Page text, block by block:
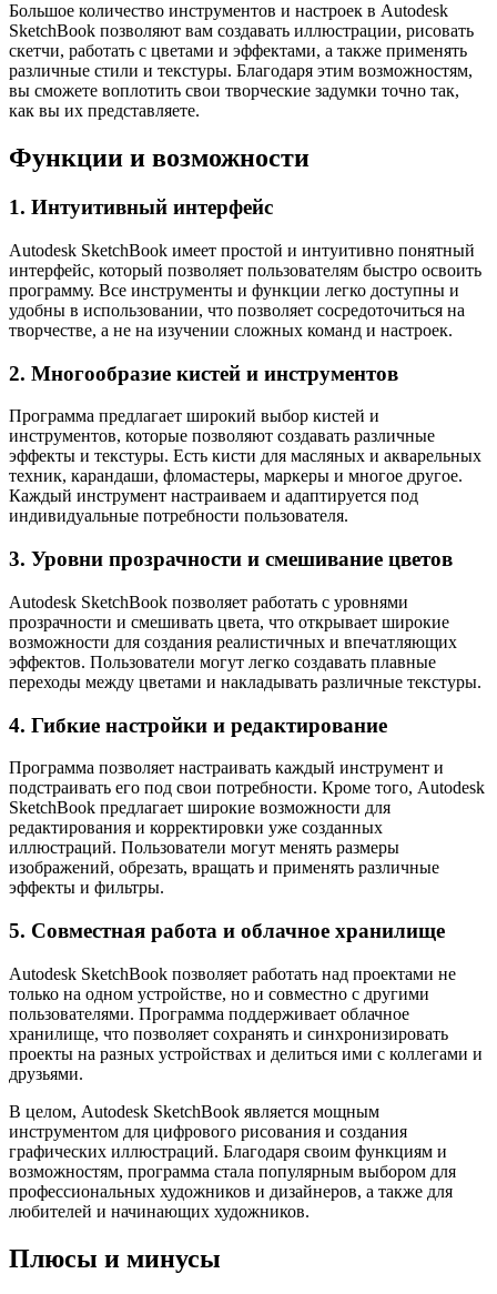
Большое количество инструментов и настроек в Autodesk
SketchBook позволяют вам создавать иллюстрации, рисовать
скетчи, работать с цветами и эффектами, а также применять
различные стили и текстуры. Благодаря этим возможностям,
вы сможете воплотить свои творческие задумки точно так,
как вы их представляете.
Функции и возможности
1. Интуитивный интерфейс
Autodesk SketchBook имеет простой и интуитивно понятный
интерфейс, который позволяет пользователям быстро освоить
программу. Все инструменты и функции легко доступны и
удобны в использовании, что позволяет сосредоточиться на
творчестве, а не на изучении сложных команд и настроек.
2. Многообразие кистей и инструментов
Программа предлагает широкий выбор кистей и
инструментов, которые позволяют создавать различные
эффекты и текстуры. Есть кисти для масляных и акварельных
техник, карандаши, фломастеры, маркеры и многое другое.
Каждый инструмент настраиваем и адаптируется под
индивидуальные потребности пользователя.
3. Уровни прозрачности и смешивание цветов
Autodesk SketchBook позволяет работать с уровнями
прозрачности и смешивать цвета, что открывает широкие
возможности для создания реалистичных и впечатляющих
эффектов. Пользователи могут легко создавать плавные
переходы между цветами и накладывать различные текстуры.
4. Гибкие настройки и редактирование
Программа позволяет настраивать каждый инструмент и
подстраивать его под свои потребности. Кроме того, Autodesk
SketchBook предлагает широкие возможности для
редактирования и корректировки уже созданных
иллюстраций. Пользователи могут менять размеры
изображений, обрезать, вращать и применять различные
эффекты и фильтры.
5. Совместная работа и облачное хранилище
Autodesk SketchBook позволяет работать над проектами не
только на одном устройстве, но и совместно с другими
пользователями. Программа поддерживает облачное
хранилище, что позволяет сохранять и синхронизировать
проекты на разных устройствах и делиться ими с коллегами и
друзьями.
В целом, Autodesk SketchBook является мощным
инструментом для цифрового рисования и создания
графических иллюстраций. Благодаря своим функциям и
возможностям, программа стала популярным выбором для
профессиональных художников и дизайнеров, а также для
любителей и начинающих художников.
Плюсы и минусы